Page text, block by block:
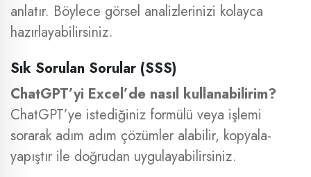
anlatır. Böylece görsel analizlerinizi kolayca
hazırlayabilirsiniz.
Sık Sorulan Sorular (SSS)
ChatGPT’yi Excel’de nasıl kullanabilirim?
ChatGPT’ye istediğiniz formülü veya işlemi
sorarak adım adım çözümler alabilir, kopyala-
yapıştır ile doğrudan uygulayabilirsiniz.